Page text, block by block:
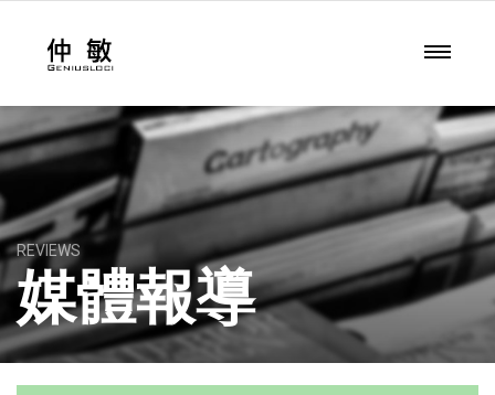
REVIEWS
媒體報導